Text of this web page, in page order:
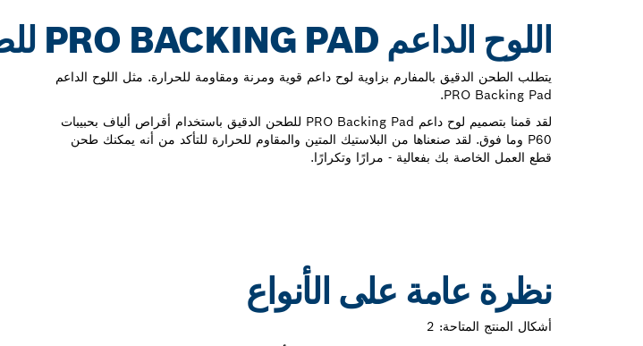
اللوح الداعم PRO BACKING PAD للطحن طويل العمر
يتطلب الطحن الدقيق بالمفارم بزاوية لوح داعم قوية ومرنة ومقاومة للحرارة. مثل اللوح الداعم
PRO Backing Pad.
لقد قمنا بتصميم لوح داعم PRO Backing Pad للطحن الدقيق باستخدام أقراص ألياف بحبيبات
P60 وما فوق. لقد صنعناها من البلاستيك المتين والمقاوم للحرارة للتأكد من أنه يمكنك طحن
قطع العمل الخاصة بك بفعالية - مرارًا وتكرارًا.
نظرة عامة على الأنواع
أشكال المنتج المتاحة: 2